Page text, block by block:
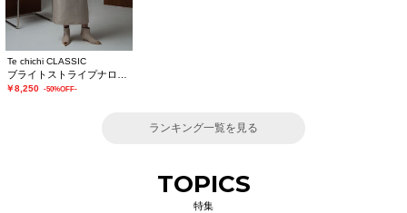
Te chichi CLASSIC
￥8,250 -50%OFF-
ランキング一覧を見る
TOPICS
特集